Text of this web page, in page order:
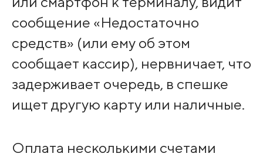
сообщение «Недостаточно
средств» (или ему об этом
сообщает кассир), нервничает, что
задерживает очередь, в спешке
ищет другую карту или наличные.
Оплата несколькими счетами